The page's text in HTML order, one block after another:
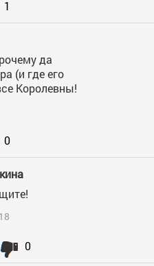
1
да
(и где его
Королевны!
0
0